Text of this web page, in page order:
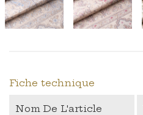
Fiche technique
Nom De L'article